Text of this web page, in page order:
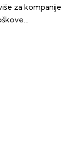
za kompanije